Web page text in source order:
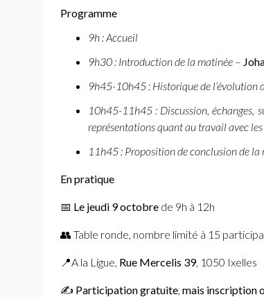
Programme
9h : Accueil
9h30 : Introduction de la matinée –
9h45-10h45 : Historique de l’évolution
10h45-11h45 : Discussion, échanges,
représentations quant au travail avec les
11h45 : Proposition de conclusion de la
En pratique
📅 Le jeudi 9 octobre de 9h à 12h
👥 Table ronde, nombre limité à 15
📍A la Ligue, Rue Mercelis 39, 1050 Ixelles
✍️ Participation gratuite mais inscription